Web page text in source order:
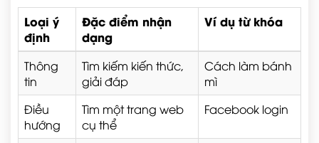
Loại ý
định
Đặc điểm nhận
dạng
Ví dụ từ khóa
Thông
tin
Tìm kiếm kiến thức,
giải đáp
Cách làm bánh
mì
Điều
hướng
Tìm một trang web
cụ thể
Facebook login